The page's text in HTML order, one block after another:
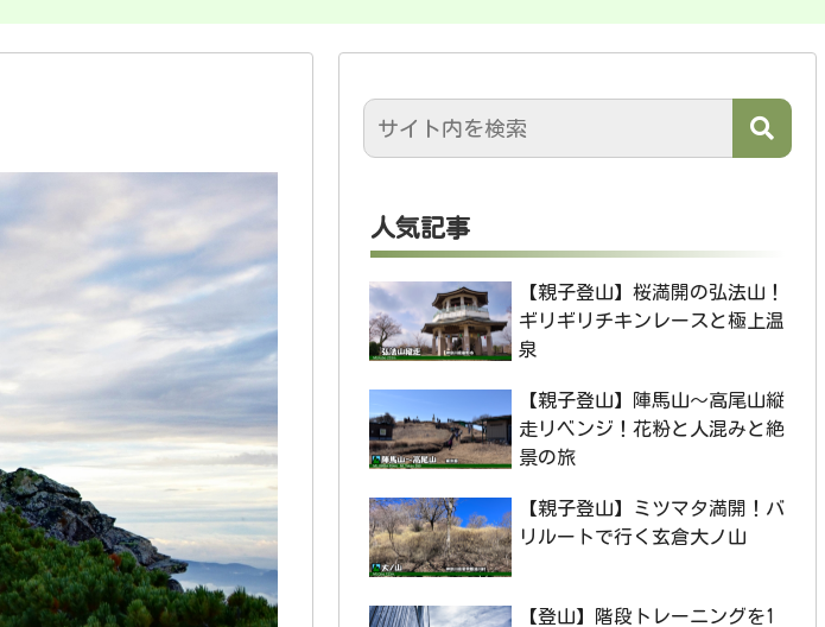
人気記事
【親子登山】桜満開の弘法山！
ギリギリチキンレースと極上温
泉
【親子登山】陣馬山〜高尾山縦
走リベンジ！花粉と人混みと絶
景の旅
【親子登山】ミツマタ満開！バ
リルートで行く玄倉大ノ山
【登山】階段トレーニングを1